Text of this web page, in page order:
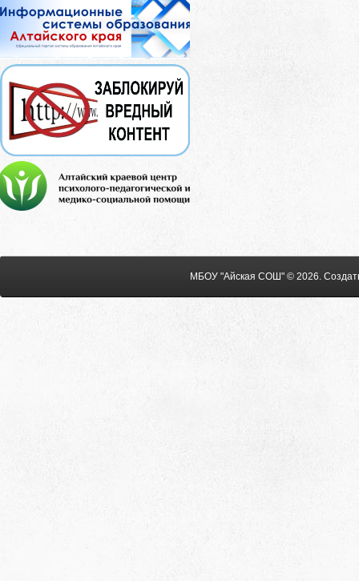
МБОУ "Айская СОШ" © 2026.